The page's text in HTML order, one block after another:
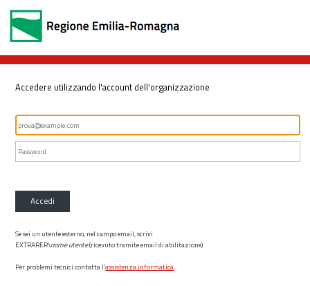
Accedere utilizzando l'account dell'organizzazione
Accedi
Se sei un utente esterno, nel campo email, scrivi
EXTRARER\nome utente(ricevuto tramite email di abilitazione)
Per problemi tecnici contatta l’assistenza informatica.